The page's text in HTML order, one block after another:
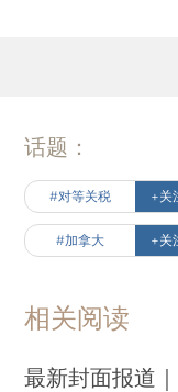
话题：
#对等关税 +关
#加拿大 +关
相关阅读
最新封面报道